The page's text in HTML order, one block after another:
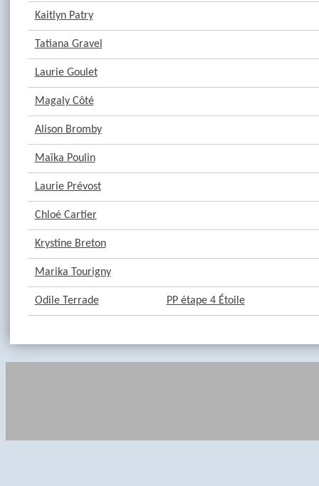
Kaitlyn Patry
Tatiana Gravel
Laurie Goulet
Magaly Côté
Alison Bromby
Maïka Poulin
Laurie Prévost
Chloé Cartier
Krystine Breton
Marika Tourigny
Odile Terrade PP étape 4 Étoile